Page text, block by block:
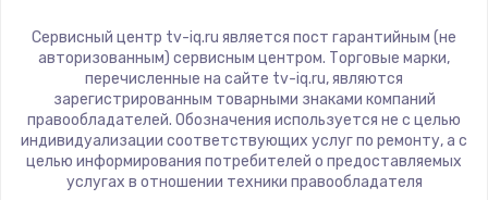
Заказать
Замена северного моста
2600 руб.
Заказать
Yandex
National
iFFALCON
Tuvio
Nord
Сервисный центр tv-iq.ru является пост гарантийным (не
авторизованным) сервисным центром. Торговые марки,
перечисленные на сайте tv-iq.ru, являются
зарегистрированным товарными знаками компаний
правообладателей. Обозначения используется не с целью
индивидуализации соответствующих услуг по ремонту, а с
целью информирования потребителей о предоставляемых
услугах в отношении техники правообладателя